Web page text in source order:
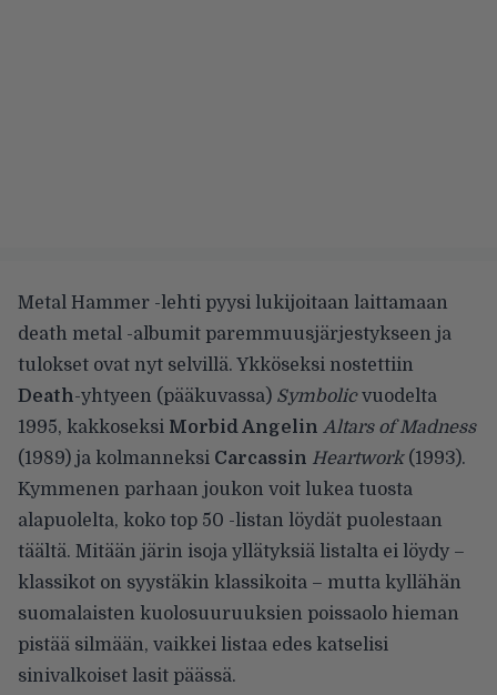
Metal Hammer -lehti pyysi lukijoitaan laittamaan
death metal -albumit paremmuusjärjestykseen ja
tulokset ovat nyt selvillä. Ykköseksi nostettiin
Death-yhtyeen (pääkuvassa) Symbolicvuodelta
1995, kakkoseksi Morbid Angelin Altars of Madness
(1989) ja kolmanneksi Carcassin Heartwork(1993).
Kymmenen parhaan joukon voit lukea tuosta
alapuolelta, koko top 50 -listan löydät puolestaan
täältä. Mitään järin isoja yllätyksiä listalta ei löydy –
klassikot on syystäkin klassikoita – mutta kyllähän
suomalaisten kuolosuuruuksien poissaolo hieman
pistää silmään, vaikkei listaa edes katselisi
sinivalkoiset lasit päässä.